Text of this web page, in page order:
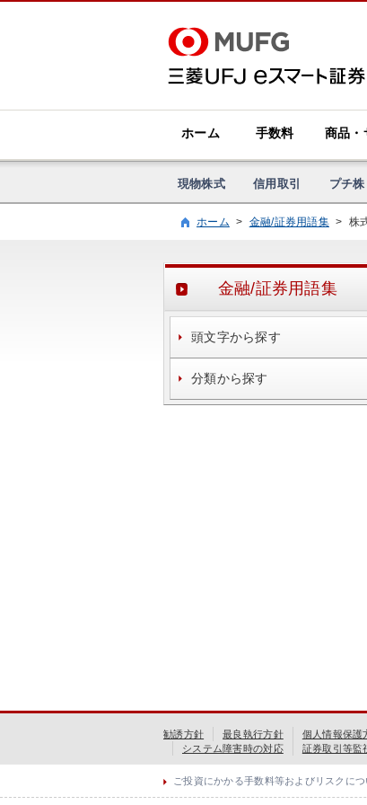
ホーム 手数料 商品・
現物株式 信用取引 プチ株
ホーム > 金融/証券用語集 > 株
金融/証券用語集
頭文字から探す
分類から探す
勧誘方針 最良執行方針 個人情報保護
システム障害時の対応
証券取引等監
ご投資にかかる手数料等およびリスクにつ